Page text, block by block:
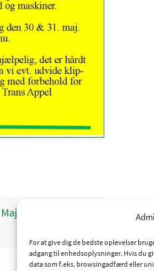
For at give dig de bedste oplevelser
adgang til enhedsoplysninger. Hvis du
data som f.eks. browsingadfærd eller
springer på 77 cm